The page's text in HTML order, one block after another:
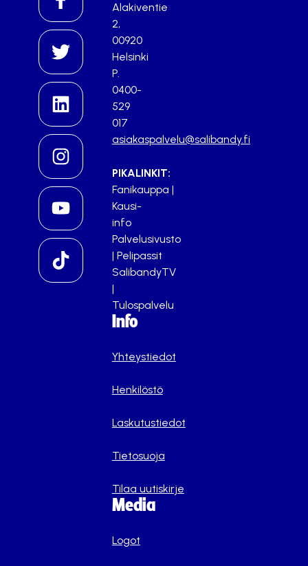
Alakiventie
2,
00920
Helsinki
P.
0400-
529
017
asiakaspalvelu@salibandy.fi
PIKALINKIT:
Fanikauppa |
Kausi-
info
Palvelusivusto
| Pelipassit
SalibandyTV
|
Tulospalvelu
Info
Yhteystiedot
Henkilöstö
Laskutustiedot
Tietosuoja
Tilaa uutiskirje
Media
Logot